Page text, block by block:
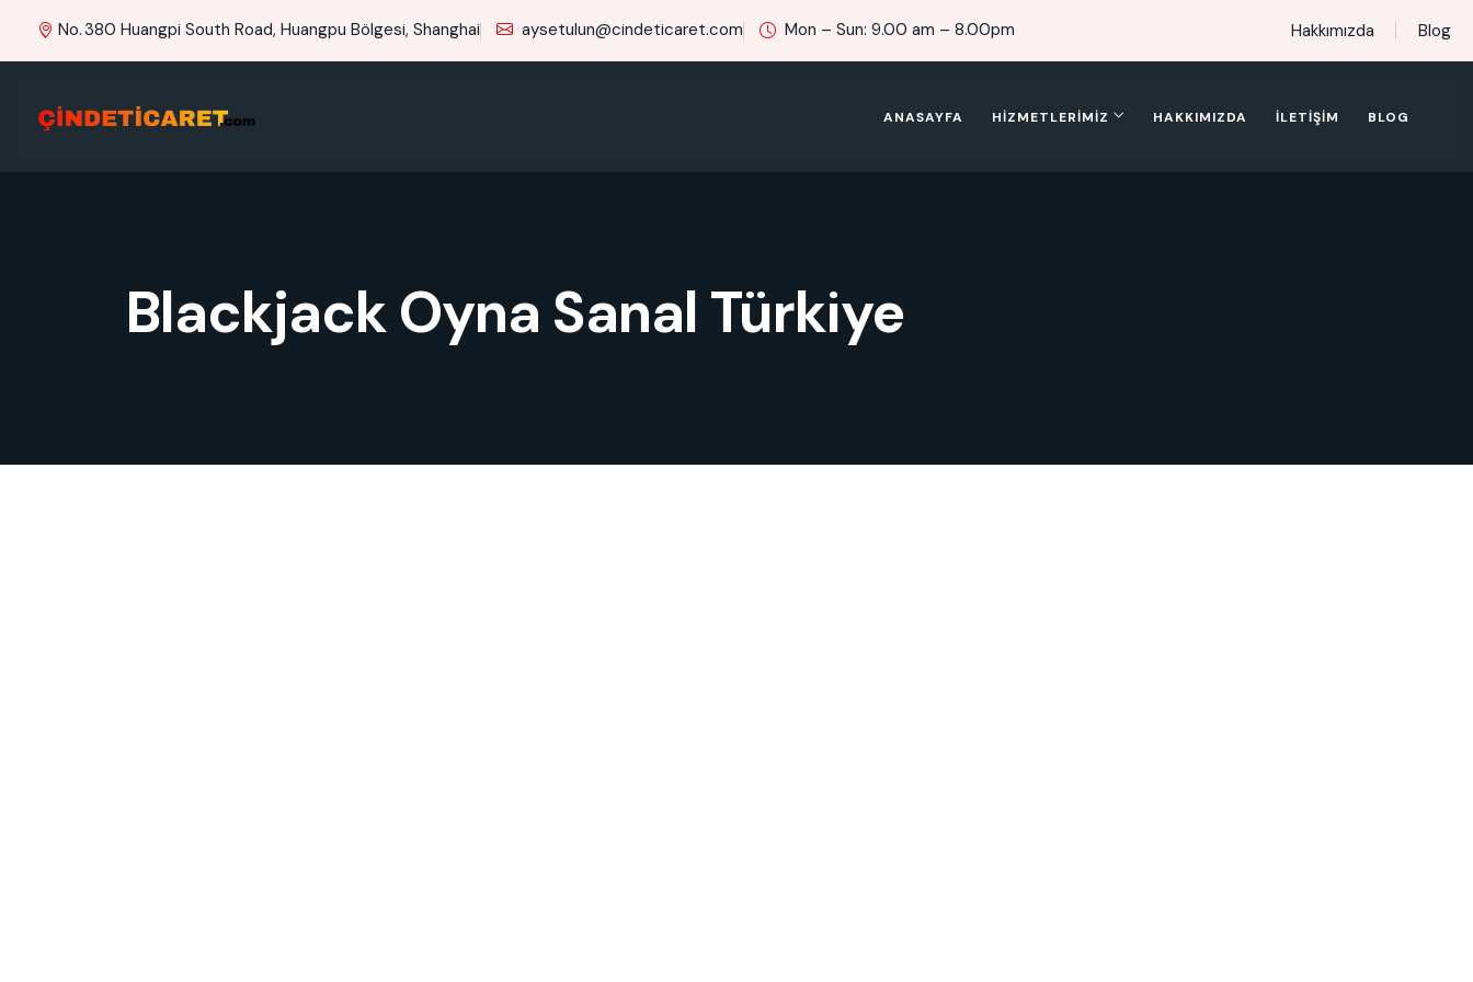
No. 380 Huangpi South Road, Huangpu Bölgesi, Shanghai aysetulun@cindeticaret.com Mon – Sun: 9.00 am – 8.00pm Hakkımızda Blog
ANASAYFA HIZMETLERIMIZ HAKKIMIZDA İLETIŞIM BLOG
Blackjack Oyna Sanal Türkiye